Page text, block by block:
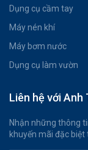
Dụng cụ cầm tay
Máy nén khí
Máy bơm nước
Dụng cụ làm vườn
Liên hệ với Anh
Nhận những thông
khuyến mãi đặc biệt